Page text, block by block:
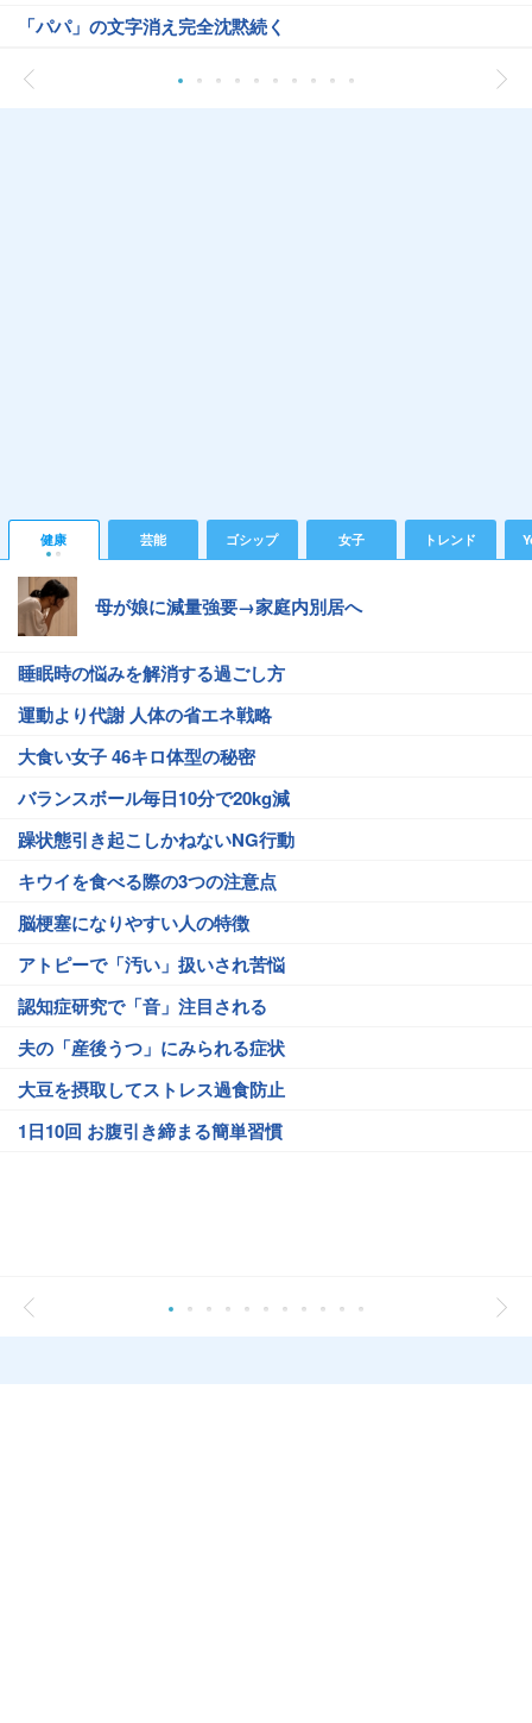
「パパ」の文字消え完全沈黙続く
健康 芸能 ゴシップ 女子 トレンド
母が娘に減量強要→家庭内別居へ
睡眠時の悩みを解消する過ごし方
運動より代謝 人体の省エネ戦略
大食い女子 46キロ体型の秘密
バランスボール毎日10分で20kg減
躁状態引き起こしかねないNG行動
キウイを食べる際の3つの注意点
脳梗塞になりやすい人の特徴
アトピーで「汚い」扱いされ苦悩
認知症研究で「音」注目される
夫の「産後うつ」にみられる症状
大豆を摂取してストレス過食防止
1日10回 お腹引き締まる簡単習慣